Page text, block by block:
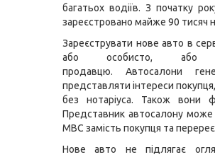
багатьох водіїв. З початку
зареєстровано майже 90 тисяч
Зареєструвати нове авто в
або особисто, або
продавцю. Автосалони
представляти інтереси
без нотаріуса. Також вони
Представник автосалону може
МВС замість покупця та
Нове авто не підлягає